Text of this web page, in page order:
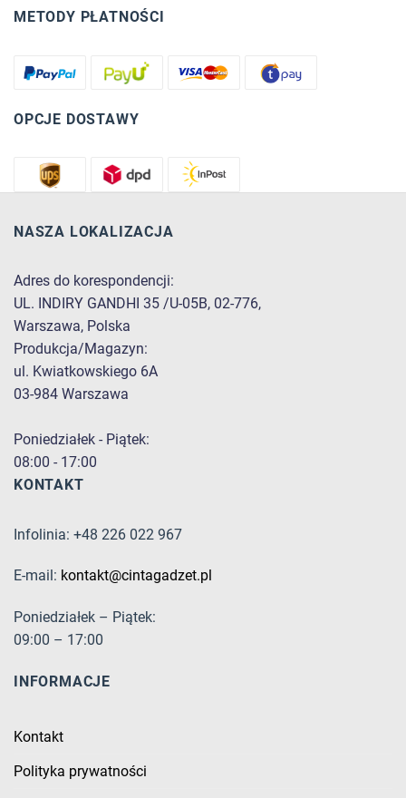
METODY PŁATNOŚCI
OPCJE DOSTAWY
NASZA LOKALIZACJA
Adres do korespondencji:
UL. INDIRY GANDHI 35 /U-05B, 02-776,
Warszawa, Polska
Produkcja/Magazyn:
ul. Kwiatkowskiego 6A
03-984 Warszawa
Poniedziałek - Piątek:
08:00 - 17:00
KONTAKT
Infolinia: +48 226 022 967
E-mail: kontakt@cintagadzet.pl
Poniedziałek – Piątek:
09:00 – 17:00
INFORMACJE
Kontakt
Polityka prywatności